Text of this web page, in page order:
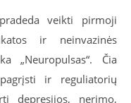
veikti pirmoji
ir neinvazinės
„Neuropulsas“. Čia
ir reguliatorių
depresijos, nerimo,